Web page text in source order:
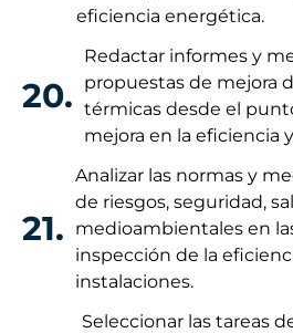
eficiencia energética.
20.
Redactar informes y
propuestas de mejora
térmicas desde el
mejora en la eficiencia
21.
Analizar las normas y
de riesgos, seguridad,
medioambientales en
inspección de la
instalaciones.
Seleccionar las tareas